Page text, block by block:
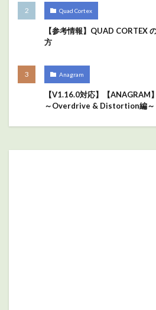
Quad Cortex
【参考情報】QUAD CORTEX
方
Anagram
【V1.16.0対応】【ANAGRAM
～Overdrive & Distortion編～